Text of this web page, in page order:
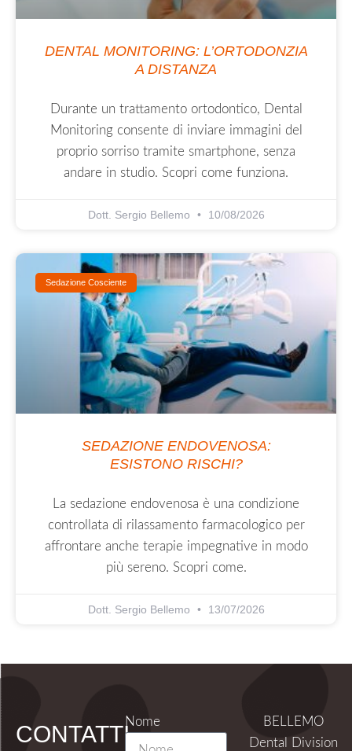
DENTAL MONITORING: L’ORTODONZIA
A DISTANZA
Durante un trattamento ortodontico, Dental
Monitoring consente di inviare immagini del
proprio sorriso tramite smartphone, senza
andare in studio. Scopri come funziona.
Dott. Sergio Bellemo 10/08/2026
Sedazione Cosciente
SEDAZIONE ENDOVENOSA:
ESISTONO RISCHI?
La sedazione endovenosa è una condizione
controllata di rilassamento farmacologico per
affrontare anche terapie impegnative in modo
più sereno. Scopri come.
Dott. Sergio Bellemo 13/07/2026
CONTATTINome
BELLEMO
Dental Division